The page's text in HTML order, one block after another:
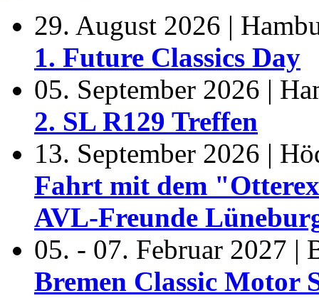
29. August 2026 |
1. Future Classics Day
05. September 2026 |
2. SL R129 Treffen
13. September 2026 |
Fahrt mit dem
AVL-Freunde
05. - 07. Februar 2027 |
Bremen Classic Motor